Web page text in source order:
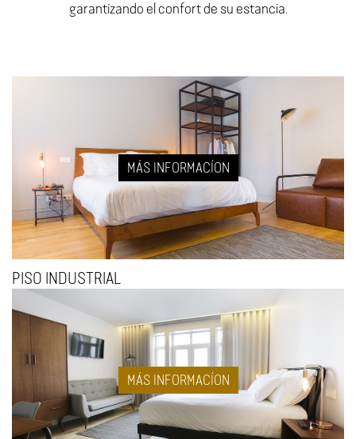
garantizando el confort de su estancia.
MÁS INFORMACÍON
PISO INDUSTRIAL
MÁS INFORMACÍON